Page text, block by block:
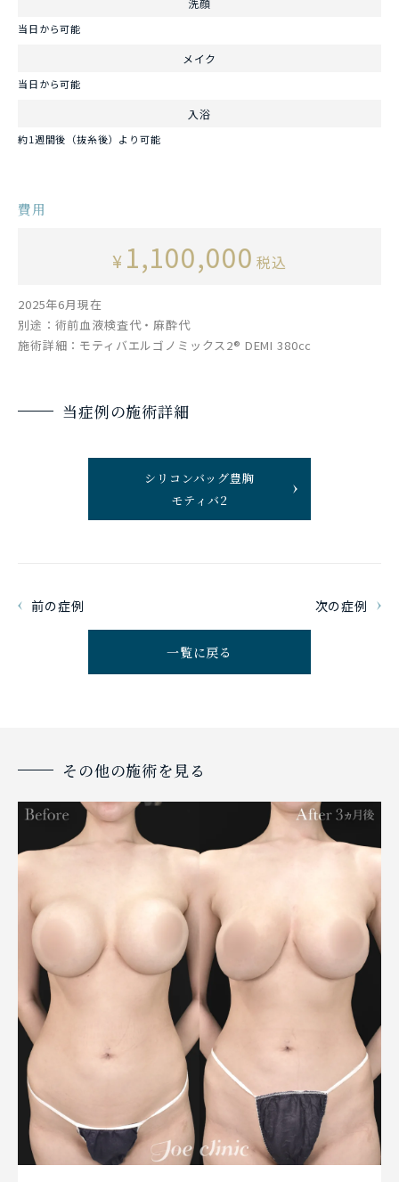
洗顔
当日から可能
メイク
当日から可能
入浴
約1週間後（抜糸後）より可能
費用
¥ 1,100,000 税込
2025年6月現在
別途：術前血液検査代・麻酔代
施術詳細：モティバエルゴノミックス2® DEMI 380cc
当症例の施術詳細
シリコンバッグ豊胸
モティバ2
前の症例 次の症例
一覧に戻る
その他の施術を見る